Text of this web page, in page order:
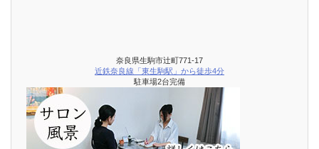
奈良県生駒市辻町771-17
近鉄奈良線「東生駒駅」から徒歩4分
駐車場2台完備